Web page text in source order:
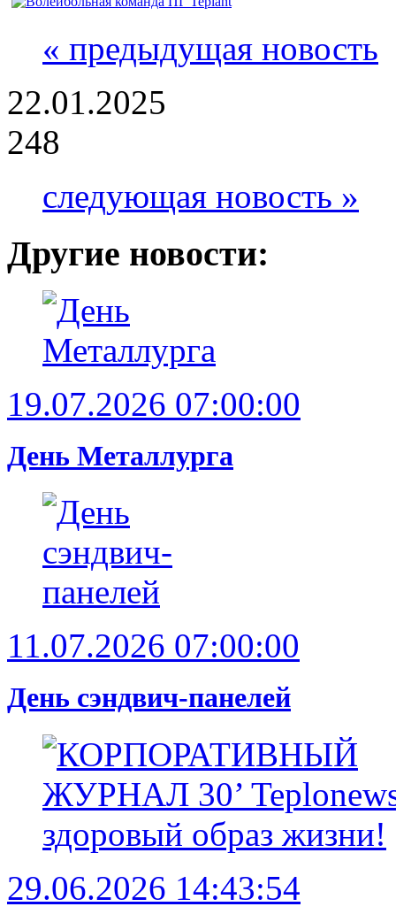
« предыдущая новость
22.01.2025
248
следующая новость »
Другие новости:
19.07.2026 07:00:00
День Металлурга
11.07.2026 07:00:00
День сэндвич-панелей
29.06.2026 14:43:54